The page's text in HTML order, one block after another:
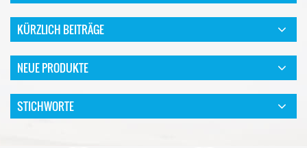
KÜRZLICH BEITRÄGE
NEUE PRODUKTE
STICHWORTE